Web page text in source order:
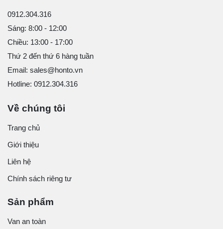
0912.304.316
Sáng: 8:00 - 12:00
Chiều: 13:00 - 17:00
Thứ 2 đến thứ 6 hàng tuần
Email: sales@honto.vn
Hotline: 0912.304.316
Về chúng tôi
Trang chủ
Giới thiệu
Liên hệ
Chính sách riêng tư
Sản phẩm
Van an toàn